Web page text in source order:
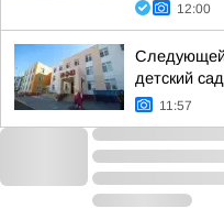
12:00
Следующей
детский
11:57